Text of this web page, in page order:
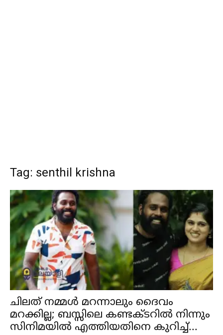
Tag: senthil krishna
ചിലത് നമ്മള്‍ മറന്നാലും ദൈവം
മറക്കില്ല; ബസ്സിലെ കണ്ടക്ടറില്‍ നിന്നും
സിനിമയില്‍ എത്തിയതിനെ കുറിച്ച്...